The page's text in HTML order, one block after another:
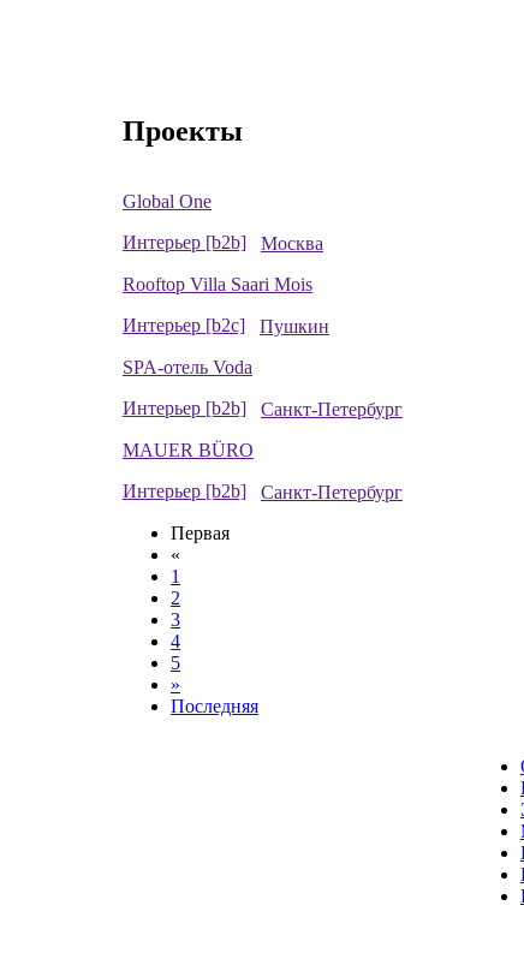
Проекты
Global One
Интерьер [b2b]
Москва
Rooftop Villa Saari Mois
Интерьер [b2c]
Пушкин
SPA-отель Voda
Интерьер [b2b]
Санкт-Петербург
MAUER BÜRO
Интерьер [b2b]
Санкт-Петербург
Первая
«
1
2
3
4
5
»
Последняя